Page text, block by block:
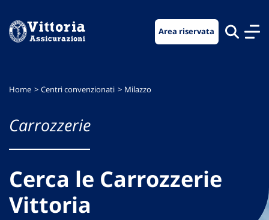
menu
contenuto
footer
Area riservata
Home Centri convenzionati Milazzo
Carrozzerie
Cerca le Carrozzerie
Vittoria